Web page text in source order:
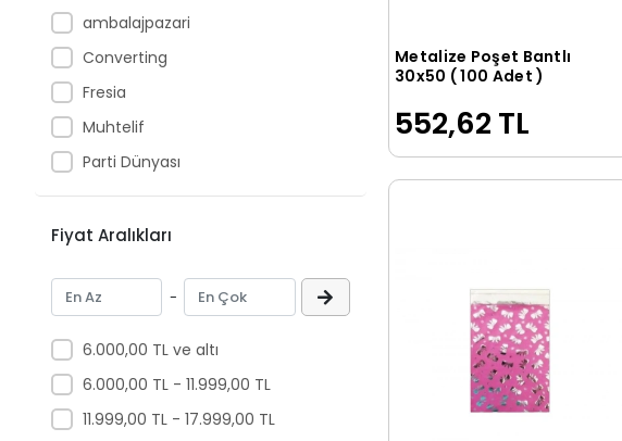
Vakumlu Saklama Poşeti
Şeffaf Bantlı Poşet
Hışır & Atlet Poşetler
Market ve Manav Poşetleri
Kart Poşetleri
ambalajpazari
Converting
Fresia
Muhtelif
Parti Dünyası
Fiyat Aralıkları
-
6.000,00 TL ve altı
6.000,00 TL - 11.999,00 TL
11.999,00 TL - 17.999,00 TL
Sepete Ekle
Metalize Poşet Bantlı
30x50 ( 100 Adet )
552,62 TL